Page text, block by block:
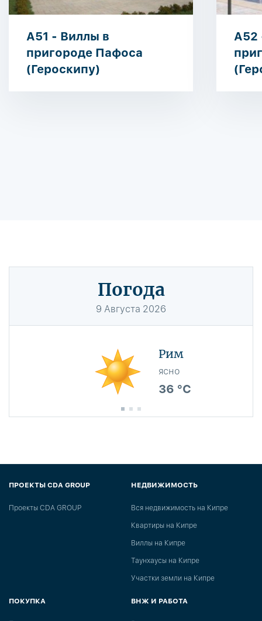
A51 - Виллы в
пригороде Пафоса
(Героскипу)
A52
Погода
9 Августа 2026
Рим
ясно
36 °C
ПРОЕКТЫ CDA GROUP
Проекты CDA GROUP
НЕДВИЖИМОСТЬ
Вся недвижимость на Кипре
Квартиры на Кипре
Виллы на Кипре
Таунхаусы на Кипре
Участки земли на Кипре
ПОКУПКА ВНЖ И РАБОТА